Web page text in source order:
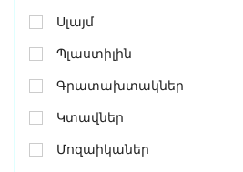
Սլայմ
Պլաստիլին
Գրատախտակներ
Կտավներ
Մոզաիկաներ